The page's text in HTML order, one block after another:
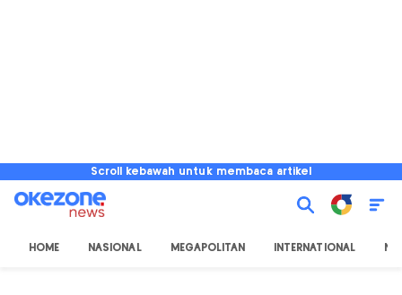
Scroll kebawah untuk membaca artikel
HOME NASIONAL MEGAPOLITAN INTERNATIONAL